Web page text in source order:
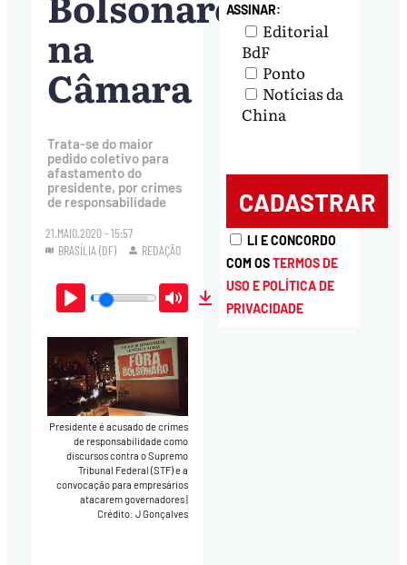
na
Câmara
Trata-se do maior
pedido coletivo para
afastamento do
presidente, por crimes
de responsabilidade
21.MAIO.2020 - 15:57
BRASÍLIA (DF)
REDAÇÃO
Play Mute Download
Presidente é acusado de crimes
de responsabilidade como
discursos contra o Supremo
Tribunal Federal (STF) e a
convocação para empresários
atacarem governadores|
Crédito: J Gonçalves
ASSINAR:
Editorial
BdF
Ponto
Notícias da
China
LI E CONCORDO
COM OSTERMOS DE
USO E POLÍTICA DE
PRIVACIDADE